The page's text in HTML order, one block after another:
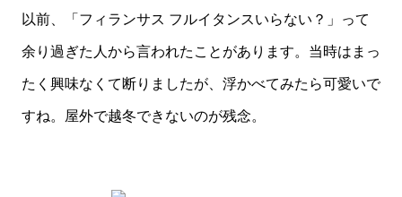
以前、「フィランサス フルイタンスいらない？」って
余り過ぎた人から言われたことがあります。当時はまっ
たく興味なくて断りましたが、浮かべてみたら可愛いで
すね。屋外で越冬できないのが残念。